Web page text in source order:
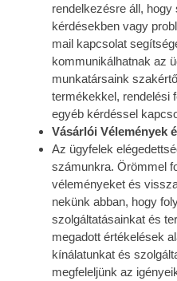
rendelkezésre áll,
kérdésekben vagy
mail kapcsolat
kommunikálhatnak az
munkatársaink
termékekkel, rendelési
egyéb kérdéssel
Vásárlói Vélemények
Az ügyfelek
számunkra. Örömmel
véleményeket és
nekünk abban, hogy
szolgáltatásainkat és
megadott értékelések
kínálatunkat és
megfeleljünk az